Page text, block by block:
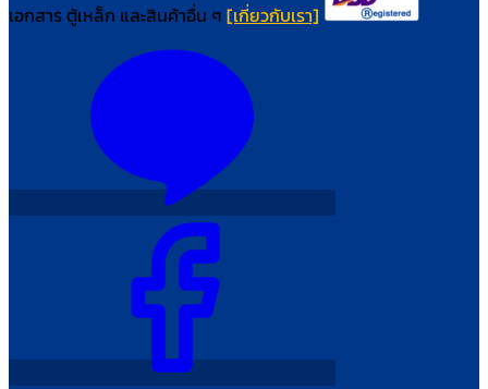
เอกสาร ตู้เหล็ก และสินค้าอื่น ๆ [เกี่ยวกับเรา]